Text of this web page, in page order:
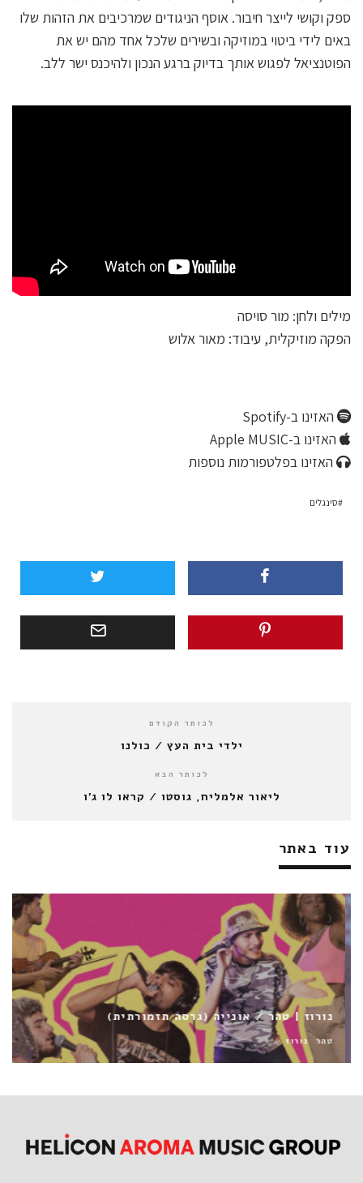
ספק וקושי לייצר חיבור. אוסף הניגודים שמרכיבים את הזהות שלו
באים לידי ביטוי במוזיקה ובשירים שלכל אחד מהם יש את
הפוטנציאל לפגוש אותך בדיוק ברגע הנכון ולהיכנס ישר ללב.
מילים ולחן: מור סויסה
הפקה מוזיקלית, עיבוד: מאור אלוש
האזינו ב-Spotify
האזינו ב-Apple MUSIC
האזינו בפלטפורמות נוספות
סינגלים
לכותר הקודם
ילדי בית העץ / כולנו
לכותר הבא
ליאור אלמליח, גוסטו / קראו לו ג'ו
עוד באתר
נורוז | טהר / אונייה (גרסה תזמורתית)
טהר נורוז